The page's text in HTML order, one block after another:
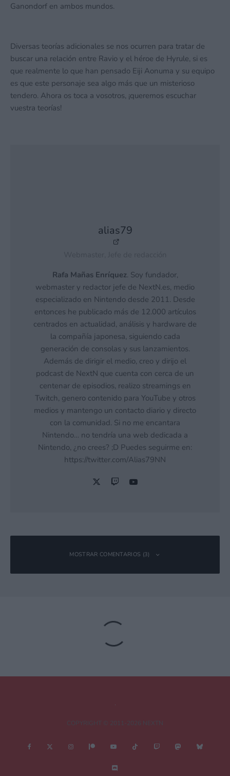
Ganondorf en ambos mundos.
Diversas teorías adicionales se nos ocurren para tratar de
buscar una relación entre Ravio y el héroe de Hyrule, si es
que realmente lo que han pensado Eiji Aonuma y su equipo
es que este personaje sea algo más que un misterioso
tendero. Ahora os toca a vosotros, ¡queremos escuchar
vuestra teorías!
alias79
Rafa Mañas Enríquez. Soy fundador,
webmaster y redactor jefe de NextN.es, medio
especializado en Nintendo desde 2011. Desde
entonces he publicado más de 12.000 artículos
centrados en actualidad, análisis y hardware de
la compañía japonesa, siguiendo cada
generación de consolas y sus lanzamientos.
Además de dirigir el medio, creo y dirijo el
podcast de NextN que cuenta con cerca de un
centenar de episodios, realizo streamings en
Twitch, genero contenido para YouTube y otros
medios y mantengo un contacto diario y directo
con la comunidad. Si no me encantara
Nintendo… no tendría una web dedicada a
Nintendo, ¿no crees? ;D Puedes seguirme en:
https://twitter.com/Alias79NN
MOSTRAR COMENTARIOS (3)
trifuerza. Como vemos en Zelda TP, a Ganon no le afecta en
9 octubre, 2013 0:13 a las 0:13
Cierto, lo de la Trifuerza a mi tampoco, de verdad, me acaba